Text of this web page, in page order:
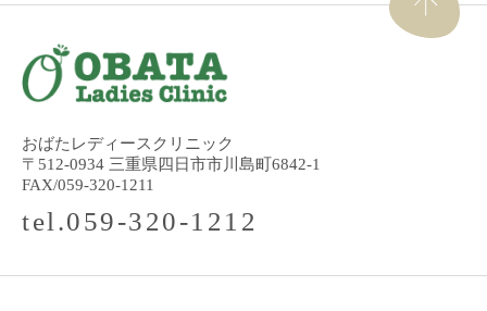
おばたレディースクリニック
〒512-0934 三重県四日市市川島町6842-1
FAX/059-320-1211
tel.059-320-1212